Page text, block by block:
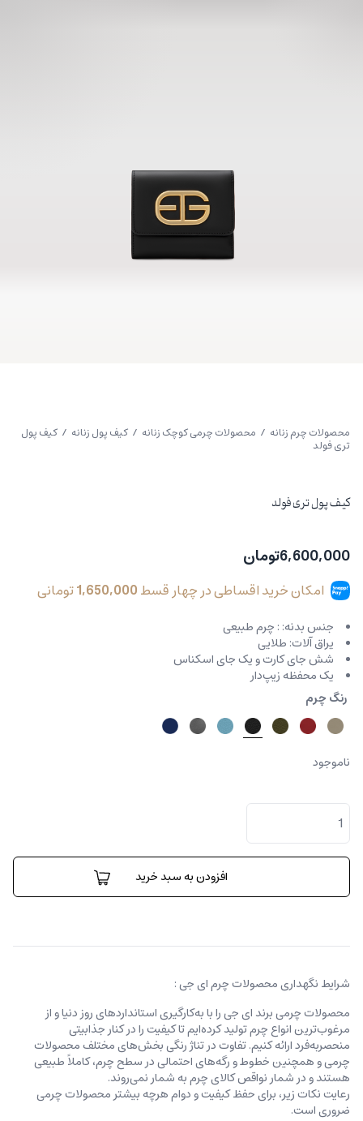
محصولات چرم زنانه / محصولات چرمی کوچک زنانه / کیف پول زنانه / کیف پول
تری فولد
کیف پول تری فولد
6,600,000تومان
امکان خرید اقساطی در چهار قسط1,650,000تومانی
جنس بدنه: : چرم طبیعی
یراق آلات: طلایی
شش جای کارت و یک جای اسکناس
یک محفظه زیپ‌دار
رنگ چرم
ناموجود
کیف
پول
تری
فولد
افزودن به سبد خرید
شرایط نگهداری محصولات چرم ای جی :
محصولات چرمی برند ای جی را با به‌کارگیری استانداردهای روز دنیا و از
مرغوب‌ترین انواع چرم تولید کرده‌ایم تا کیفیت را در کنار جذابیتی
منحصربه‌فرد ارائه کنیم. تفاوت در تناژ رنگی بخش‌های مختلف محصولات
چرمی و همچنین خطوط و رگه‌‌های احتمالی در سطح چرم، کاملاً طبیعی
هستند و در شمار نواقص کالای چرم به شمار نمی‌روند.
رعایت نکات زیر، برای حفظ کیفیت و دوام هرچه بیشتر محصولات چرمی
ضروری است.